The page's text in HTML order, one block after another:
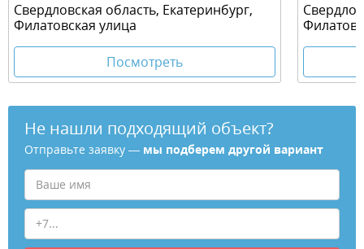
Свердловская область, Екатеринбург,
Филатовская улица
Посмотреть
Не нашли подходящий объект?
Отправьте заявку — мы подберем другой вариант